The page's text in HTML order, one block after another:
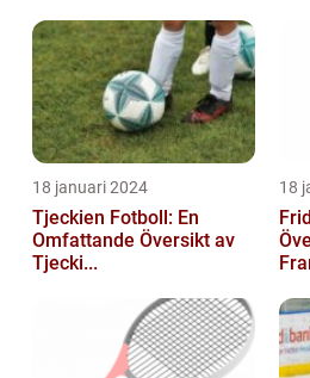
18 januari 2024
Tjeckien Fotboll: En
Omfattande Översikt av
Tjecki...
18